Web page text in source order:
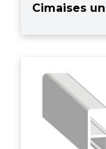
Cimaises